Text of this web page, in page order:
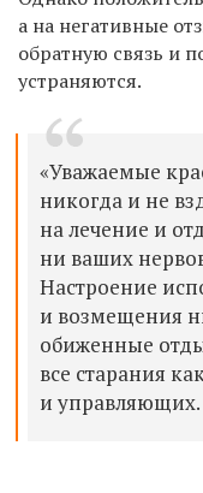
а на негативные
обратную связь и
устраняются.
«Уважаемые
никогда и не
на лечение и
ни ваших
Настроение
и возмещения
обиженные
все старания
и управляющих.